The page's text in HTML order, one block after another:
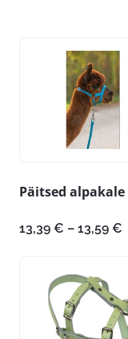
Päitsed alpakale
13,39 € – 13,59 €